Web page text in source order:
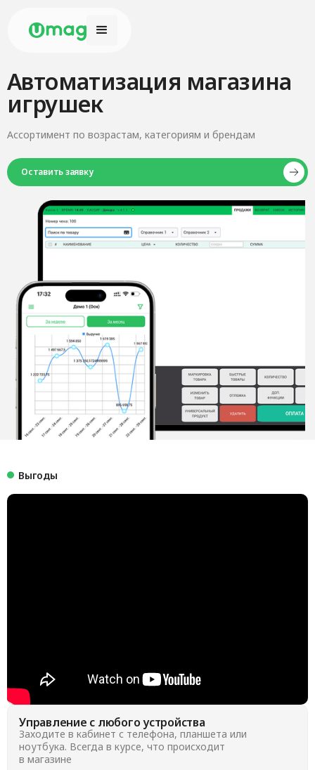
Автоматизация магазина
игрушек
Ассортимент по возрастам, категориям и брендам
Оставить заявку
Выгоды
Управление с любого устройства
Заходите в кабинет с телефона, планшета или
ноутбука. Всегда в курсе, что происходит
в магазине